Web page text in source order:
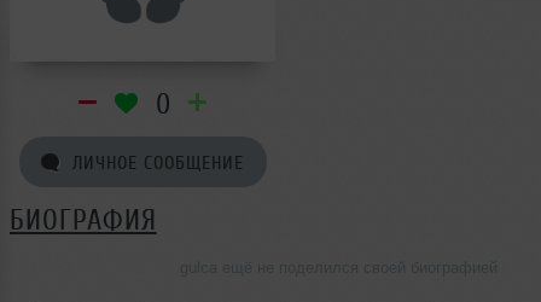
0
ЛИЧНОЕ СООБЩЕНИЕ
БИОГРАФИЯ